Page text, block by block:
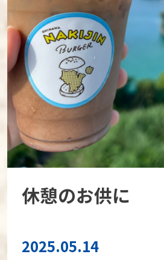
休憩のお供に
2025.05.14